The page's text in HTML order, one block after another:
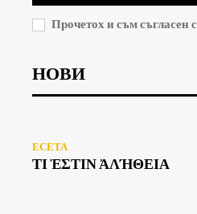
Прочетох и съм съгласен с
НОВИ
ЕСЕТА
ΤΙ ἘΣΤΙΝ ἈΛΉΘΕΙΑ